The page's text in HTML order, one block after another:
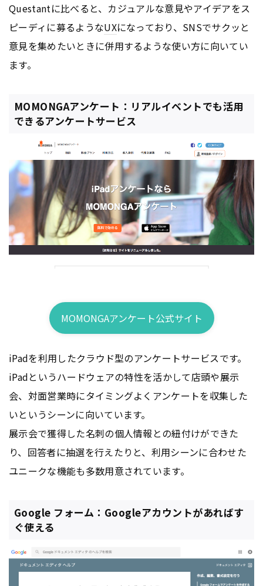
Questantに比べると、カジュアルな意見やアイデアをス
ピーディに募るようなUXになっており、SNSでサクッと
意見を集めたいときに併用するような使い方に向いてい
ます。
MOMONGAアンケート：リアルイベントでも活用
できるアンケートサービス
MOMONGAアンケート公式サイト
iPadを利用したクラウド型のアンケートサービスです。
iPadというハードウェアの特性を活かして店頭や展示
会、対面営業時にタイミングよくアンケートを収集した
いというシーンに向いています。
展示会で獲得した名刺の個人情報との紐付けができた
り、回答者に抽選を行えたりと、利用シーンに合わせた
ユニークな機能も多数用意されています。
Google フォーム：Googleアカウントがあればす
ぐ使える